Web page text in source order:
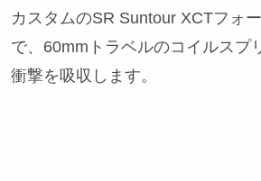
カスタムのSR Suntour XCTフォ
で、60mmトラベルのコイルスプ
衝撃を吸収します。